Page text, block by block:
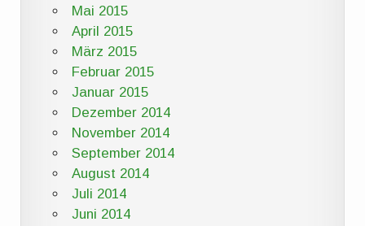
Mai 2015
April 2015
März 2015
Februar 2015
Januar 2015
Dezember 2014
November 2014
September 2014
August 2014
Juli 2014
Juni 2014